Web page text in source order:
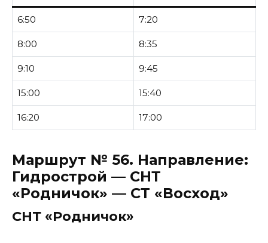
6:50 7:20
8:00 8:35
9:10 9:45
15:00 15:40
16:20 17:00
Маршрут № 56. Направление:
Гидрострой — СНТ
«Родничок» — СТ «Восход»
СНТ «Родничок»